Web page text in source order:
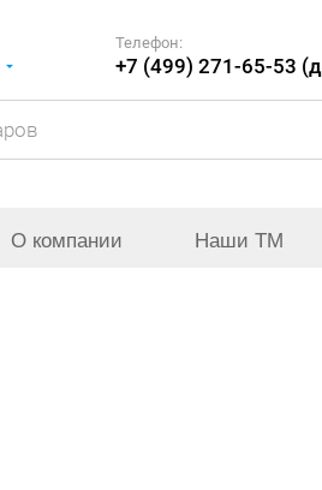
Телефон:
+7 (499) 271-65-53
О компании Наши ТМ